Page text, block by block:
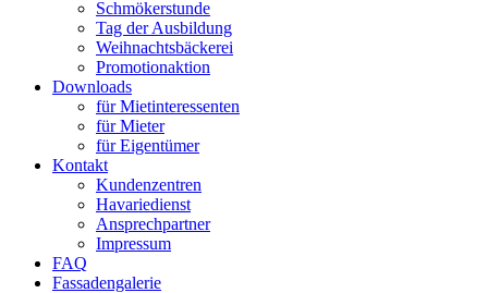
Schmökerstunde
Tag der Ausbildung
Weihnachtsbäckerei
Promotionaktion
Downloads
für Mietinteressenten
für Mieter
für Eigentümer
Kontakt
Kundenzentren
Havariedienst
Ansprechpartner
Impressum
FAQ
Fassadengalerie